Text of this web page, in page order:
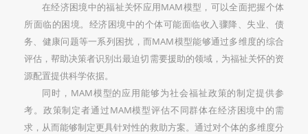
在经济困境中的福祉关怀应用MAM模型，可以全面把握个体
所面临的困境。经济困境中的个体可能面临收入骤降、失业、债
务、健康问题等一系列困扰，而MAM模型能够通过多维度的综合
评估，帮助决策者识别出最迫切需要援助的领域，为福祉关怀的资
源配置提供科学依据。
同时，MAM模型的应用能够为社会福祉政策的制定提供参
考。政策制定者通过MAM模型评估不同群体在经济困境中的需
求，从而能够制定更具针对性的救助方案。通过对个体的多维度分